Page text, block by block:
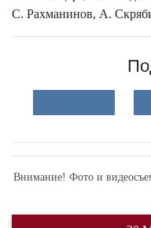
С. Рахманинов, А.
Внимание! Фото и